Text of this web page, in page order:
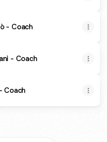
- Coach
- Coach
Coach